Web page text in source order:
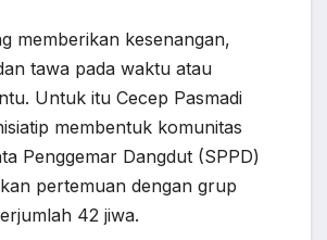
memberikan kesenangan,
tawa pada waktu atau
Untuk itu Cecep Pasmadi
membentuk komunitas
Penggemar Dangdut (SPPD)
pertemuan dengan grup
42 jiwa.